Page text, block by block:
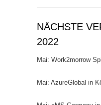
NÄCHSTE
2022
Mai: Work2morrow
Mai: AzureGlobal in